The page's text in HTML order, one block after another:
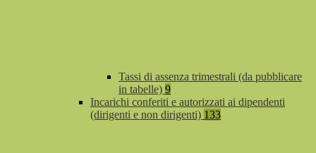
Tassi di assenza trimestrali (da pubblicare
in tabelle) 9
Incarichi conferiti e autorizzati ai dipendenti
(dirigenti e non dirigenti) 133